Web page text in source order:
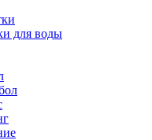
для воды